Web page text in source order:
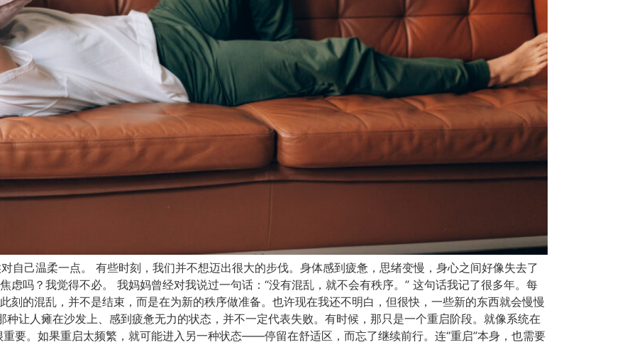
自己温柔一点。 有些时刻，我们并不想迈出很大的步伐。身体感到疲惫，思绪变慢，身心之间好像失去了
虑吗？我觉得不必。 我妈妈曾经对我说过一句话：“没有混乱，就不会有秩序。” 这句话我记了很多年。每
刻的混乱，并不是结束，而是在为新的秩序做准备。也许现在我还不明白，但很快，一些新的东西就会慢慢
让人瘫在沙发上、感到疲惫无力的状态，并不一定代表失败。有时候，那只是一个重启阶段。就像系统在
要。如果重启太频繁，就可能进入另一种状态——停留在舒适区，而忘了继续前行。连“重启”本身，也需要